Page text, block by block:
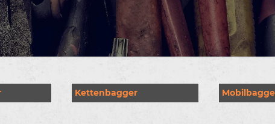
Kettenbagger